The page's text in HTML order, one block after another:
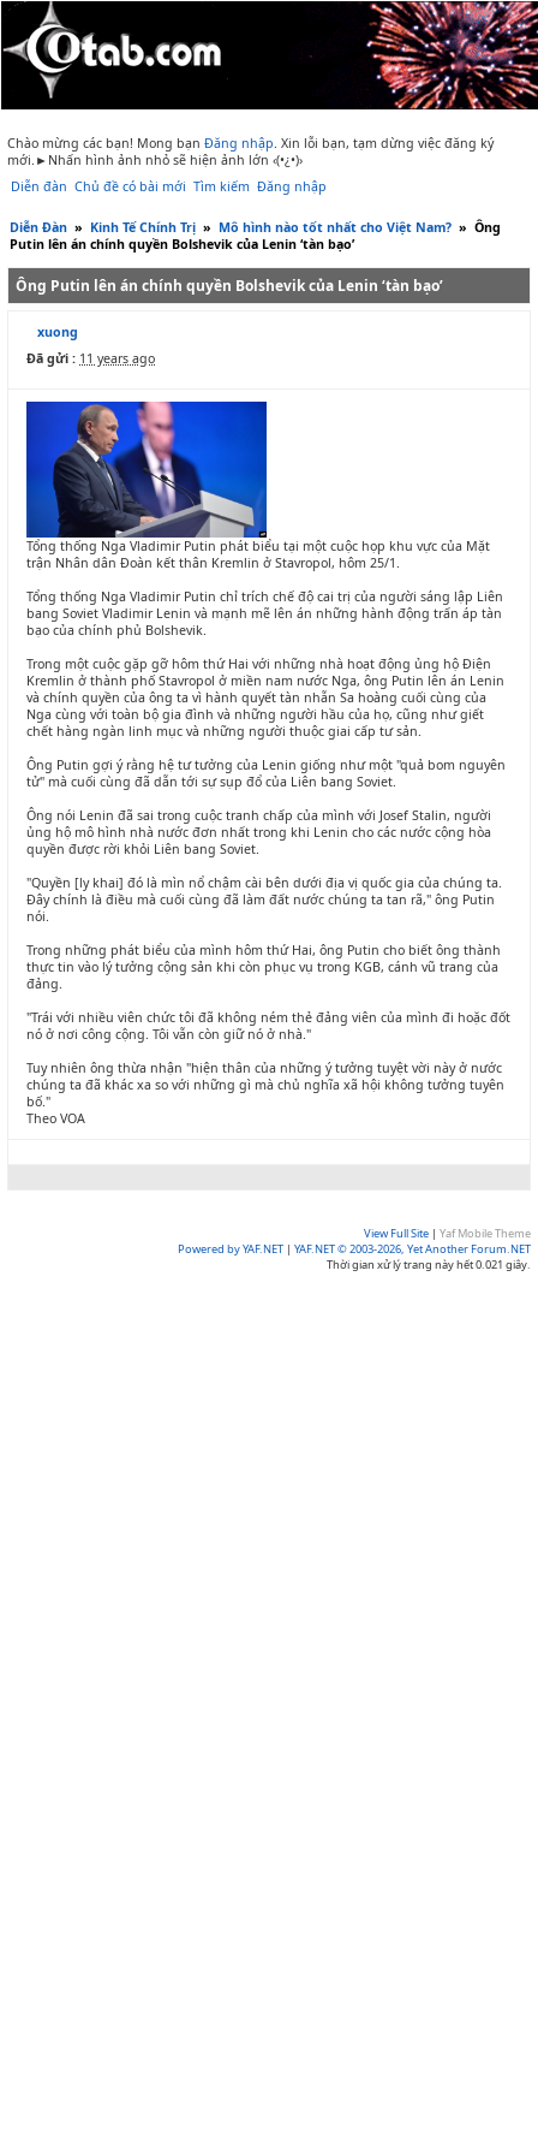
Chào mừng các bạn! Mong bạn Đăng nhập. Xin lỗi bạn, tạm dừng việc đăng ký
mới.►Nhấn hình ảnh nhỏ sẽ hiện ảnh lớn ‹(•¿•)›
Diễn đàn Chủ đề có bài mới Tìm kiếm Đăng nhập
Diễn Đàn » Kinh Tế Chính Trị » Mô hình nào tốt nhất cho Việt Nam? » Ông
Putin lên án chính quyền Bolshevik của Lenin ‘tàn bạo’
Ông Putin lên án chính quyền Bolshevik của Lenin ‘tàn bạo’
xuong
Đã gửi : 11 years ago
Tổng thống Nga Vladimir Putin phát biểu tại một cuộc họp khu vực của Mặt
trận Nhân dân Đoàn kết thân Kremlin ở Stavropol, hôm 25/1.
Tổng thống Nga Vladimir Putin chỉ trích chế độ cai trị của người sáng lập Liên
bang Soviet Vladimir Lenin và mạnh mẽ lên án những hành động trấn áp tàn
bạo của chính phủ Bolshevik.
Trong một cuộc gặp gỡ hôm thứ Hai với những nhà hoạt động ủng hộ Điện
Kremlin ở thành phố Stavropol ở miền nam nước Nga, ông Putin lên án Lenin
và chính quyền của ông ta vì hành quyết tàn nhẫn Sa hoàng cuối cùng của
Nga cùng với toàn bộ gia đình và những người hầu của họ, cũng như giết
chết hàng ngàn linh mục và những người thuộc giai cấp tư sản.
Ông Putin gợi ý rằng hệ tư tưởng của Lenin giống như một "quả bom nguyên
tử" mà cuối cùng đã dẫn tới sự sụp đổ của Liên bang Soviet.
Ông nói Lenin đã sai trong cuộc tranh chấp của mình với Josef Stalin, người
ủng hộ mô hình nhà nước đơn nhất trong khi Lenin cho các nước cộng hòa
quyền được rời khỏi Liên bang Soviet.
"Quyền [ly khai] đó là mìn nổ chậm cài bên dưới địa vị quốc gia của chúng ta.
Đây chính là điều mà cuối cùng đã làm đất nước chúng ta tan rã," ông Putin
nói.
Trong những phát biểu của mình hôm thứ Hai, ông Putin cho biết ông thành
thực tin vào lý tưởng cộng sản khi còn phục vụ trong KGB, cánh vũ trang của
đảng.
"Trái với nhiều viên chức tôi đã không ném thẻ đảng viên của mình đi hoặc đốt
nó ở nơi công cộng. Tôi vẫn còn giữ nó ở nhà."
Tuy nhiên ông thừa nhận "hiện thân của những ý tưởng tuyệt vời này ở nước
chúng ta đã khác xa so với những gì mà chủ nghĩa xã hội không tưởng tuyên
bố."
Theo VOA
View Full Site | Yaf Mobile Theme
Powered by YAF.NET | YAF.NET © 2003-2026, Yet Another Forum.NET
Thời gian xử lý trang này hết 0.021 giây.